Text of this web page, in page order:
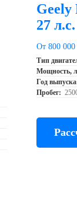
Geely
27 л.с.
От 800
Тип
Мощность,
Год
Пробег: